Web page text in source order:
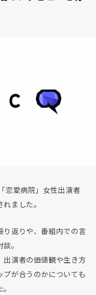
恋愛病院」女性出演者
ました。
り返りや、番組内での言
。
出演者の価値観や生き方
が合うのかについても